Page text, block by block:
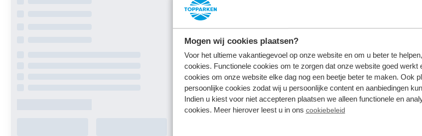
Mogen wij cookies plaatsen?
Voor het ultieme vakantiegevoel op onze website en om u beter te
cookies. Functionele cookies om te zorgen dat onze website goed werkt
cookies om onze website elke dag nog een beetje beter te maken. Ook
persoonlijke cookies zodat wij u persoonlijke content en aanbiedingen
Indien u kiest voor niet accepteren plaatsen we alleen functionele en
cookies. Meer hierover leest u in ons cookiebeleid